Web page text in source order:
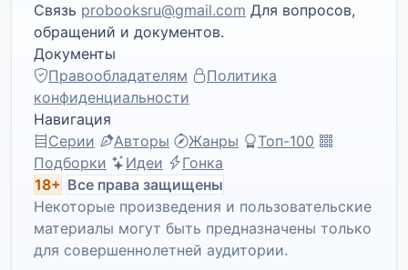
Связь probooksru@gmail.com Для вопросов,
обращений и документов.
Документы
Правообладателям
Политика
конфиденциальности
Навигация
Серии
Авторы Жанры
Топ-100
Подборки
Идеи
Гонка
18+ Все права защищены
Некоторые произведения и пользовательские
материалы могут быть предназначены только
для совершеннолетней аудитории.